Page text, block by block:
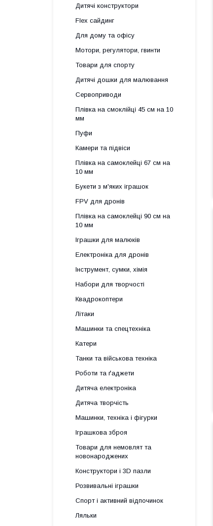
Дитячі конструктори
Flex сайдинг
Для дому та офісу
Мотори, регулятори, гвинти
Товари для спорту
Дитячі дошки для малювання
Сервоприводи
Плівка на смоклійці 45 см на 10
мм
Пуфи
Камери та підвіси
Плівка на самоклейці 67 см на
10 мм
Букети з м'яких іграшок
FPV для дронів
Плівка на самоклейці 90 см на
10 мм
Іграшки для малюків
Електроніка для дронів
Інструмент, сумки, хімія
Набори для творчості
Квадрокоптери
Літаки
Машинки та спецтехніка
Катери
Танки та військова техніка
Роботи та ґаджети
Дитяча електроніка
Дитяча творчість
Машинки, техніка і фігурки
Іграшкова зброя
Товари для немовлят та
новонароджених
Конструктори і 3D пазли
Розвивальні іграшки
Спорт і активний відпочинок
Ляльки